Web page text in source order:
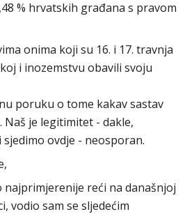
% hrvatskih građana s pravom
onima koji su 16. i 17. travnja
i inozemstvu obavili svoju
poruku o tome kakav sastav
je legitimitet - dakle,
ovdje - neosporan.
reći na današnjoj
vodio sam se sljedećim